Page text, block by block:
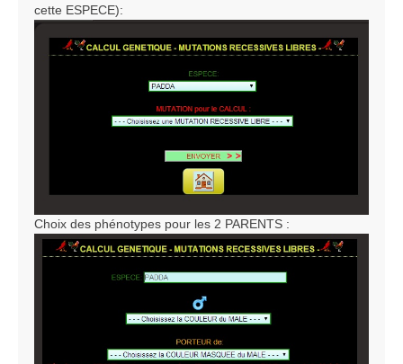
cette ESPECE):
Choix des phénotypes pour les 2 PARENTS :